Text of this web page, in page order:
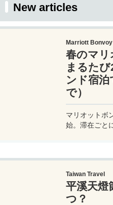
New articles
Marriott Bonvoy
春のマリ
まるた
ンド宿泊
で）
マリオットボ
始。滞在ごと
Taiwan Travel
平溪天燈
つ？